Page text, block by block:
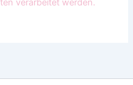
verarbeitet werden.